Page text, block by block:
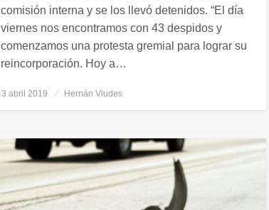
comisión interna y se los llevó detenidos. “El día
viernes nos encontramos con 43 despidos y
comenzamos una protesta gremial para lograr su
reincorporación. Hoy a…
Publicado
3 abril 2019 Hernán Viudes